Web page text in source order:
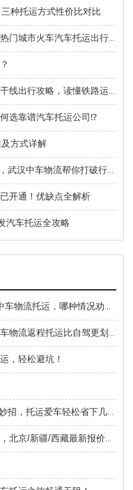
种托运方式性价比对比
中车物流：暑期 7-9 月长线自驾返程｜热门城市火车汽车托运出行全攻略
中车物流12306 合作火车汽车托运｜多干线出行攻略，读懂铁路运车的优势与避坑要点
选靠谱汽车托运公司⁉️
方式详解
亲历十次汽车托运总结：6 条实操建议，武汉中车物流帮你打破行业信息差
开通！优缺点全解析
汽车托运全攻略
，轻松避坑！
中车物流汽车托运省钱干货：3 个实用妙招，托运爱车轻松省下几百元
汽车托运淡季窗口期！多线路运价下调，北京/新疆/西藏最新报价出炉